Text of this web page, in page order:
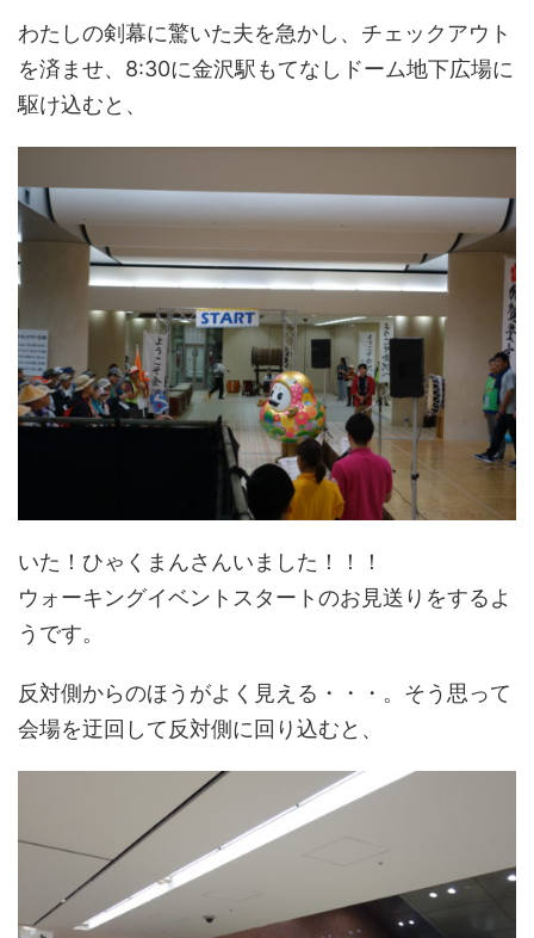
わたしの剣幕に驚いた夫を急かし、チェックアウト
を済ませ、8:30に金沢駅もてなしドーム地下広場に
駆け込むと、
いた！ひゃくまんさんいました！！！
ウォーキングイベントスタートのお見送りをするよ
うです。
反対側からのほうがよく見える・・・。そう思って
会場を迂回して反対側に回り込むと、